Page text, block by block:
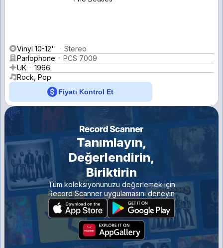
Vinyl 10-12''
Stereo
Parlophone
PCS 7009
UK
1966
Rock, Pop
Fiyatı Kontrol Et
Tanımlayın,
Değerlendirin,
Biriktirin
Tüm koleksiyonunuzu değerlemek için
Record Scanner uygulamasını deneyin